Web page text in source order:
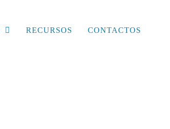
RECURSOS CONTACTOS